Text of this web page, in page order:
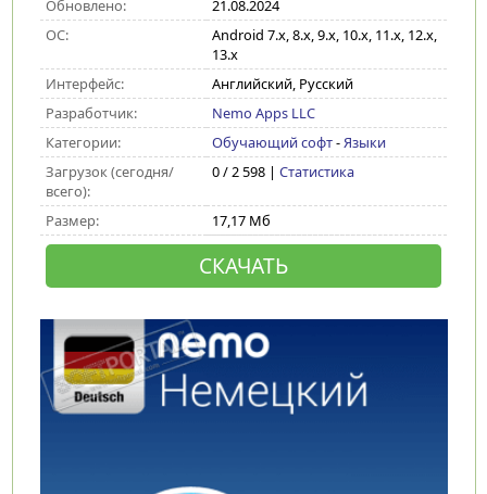
Обновлено:
21.08.2024
ОС:
Android 7.x, 8.x, 9.x, 10.x, 11.x, 12.x,
13.x
Интерфейс:
Английский, Русский
Разработчик:
Nemo Apps LLC
Категории:
Обучающий софт-Языки
Загрузок (сегодня/
всего):
0 / 2 598 | Статистика
Размер: 17,17 Мб
СКАЧАТЬ